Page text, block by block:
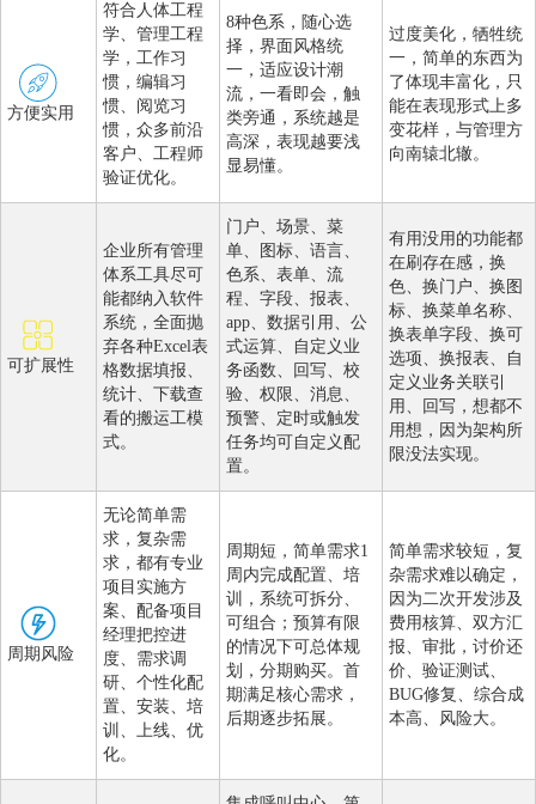
方便实用
符合人体工程
学、管理工程
学，工作习
惯，编辑习
惯、阅览习
惯，众多前沿
客户、工程师
验证优化。
8种色系，随心选
择，界面风格统
一，适应设计潮
流，一看即会，触
类旁通，系统越是
高深，表现越要浅
显易懂。
过度美化，牺牲统
一，简单的东西为
了体现丰富化，只
能在表现形式上多
变花样，与管理方
向南辕北辙。
可扩展性
企业所有管理
体系工具尽可
能都纳入软件
系统，全面抛
弃各种Excel表
格数据填报、
统计、下载查
看的搬运工模
式。
门户、场景、菜
单、图标、语言、
色系、表单、流
程、字段、报表、
app、数据引用、公
式运算、自定义业
务函数、回写、校
验、权限、消息、
预警、定时或触发
任务均可自定义配
置。
有用没用的功能都
在刷存在感，换
色、换门户、换图
标、换菜单名称、
换表单字段、换可
选项、换报表、自
定义业务关联引
用、回写，想都不
用想，因为架构所
限没法实现。
周期风险
无论简单需
求，复杂需
求，都有专业
项目实施方
案、配备项目
经理把控进
度、需求调
研、个性化配
置、安装、培
训、上线、优
化。
周期短，简单需求1
周内完成配置、培
训，系统可拆分、
可组合；预算有限
的情况下可总体规
划，分期购买。首
期满足核心需求，
后期逐步拓展。
简单需求较短，复
杂需求难以确定，
因为二次开发涉及
费用核算、双方汇
报、审批，讨价还
价、验证测试、
BUG修复、综合成
本高、风险大。